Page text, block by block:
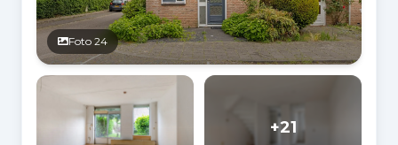
Foto 24
+21